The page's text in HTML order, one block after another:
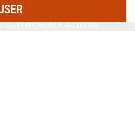
ICEX Next, il a
cofinancement du fonds